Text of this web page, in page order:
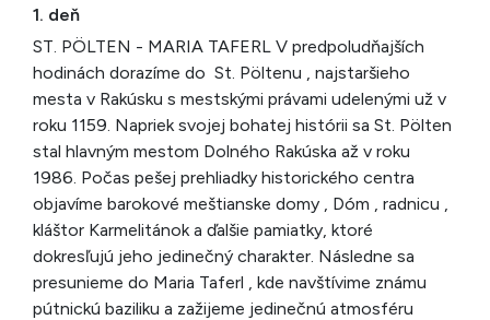
1. deň
ST. PÖLTEN - MARIA TAFERL V predpoludňajších
hodinách dorazíme do St. Pöltenu , najstaršieho
mesta v Rakúsku s mestskými právami udelenými už v
roku 1159. Napriek svojej bohatej histórii sa St. Pölten
stal hlavným mestom Dolného Rakúska až v roku
1986. Počas pešej prehliadky historického centra
objavíme barokové meštianske domy , Dóm , radnicu ,
kláštor Karmelitánok a ďalšie pamiatky, ktoré
dokresľujú jeho jedinečný charakter. Následne sa
presunieme do Maria Taferl , kde navštívime známu
pútnickú baziliku a zažijeme jedinečnú atmosféru